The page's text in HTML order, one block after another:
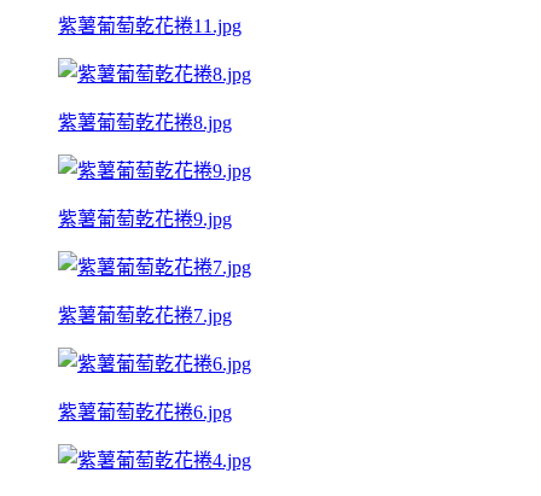
紫薯葡萄乾花捲11.jpg
紫薯葡萄乾花捲8.jpg
紫薯葡萄乾花捲9.jpg
紫薯葡萄乾花捲7.jpg
紫薯葡萄乾花捲6.jpg